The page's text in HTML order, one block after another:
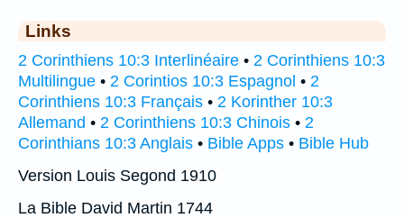
Links
2 Corinthiens 10:3 Interlinéaire • 2 Corinthiens 10:3
Multilingue • 2 Corintios 10:3 Espagnol • 2
Corinthiens 10:3 Français • 2 Korinther 10:3
Allemand • 2 Corinthiens 10:3 Chinois • 2
Corinthians 10:3 Anglais • Bible Apps • Bible Hub
Version Louis Segond 1910
La Bible David Martin 1744